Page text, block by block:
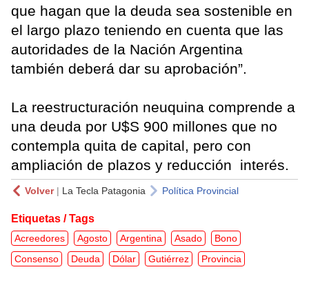
que hagan que la deuda sea sostenible en
el largo plazo teniendo en cuenta que las
autoridades de la Nación Argentina
también deberá dar su aprobación”.
La reestructuración neuquina comprende a
una deuda por U$S 900 millones que no
contempla quita de capital, pero con
ampliación de plazos y reducción interés.
Volver| La Tecla Patagonia Política Provincial
Etiquetas / Tags
Acreedores Agosto Argentina Asado
Bono
Consenso
Deuda Dólar Gutiérrez Provincia